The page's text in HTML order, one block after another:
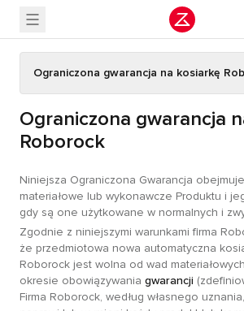
Ograniczona gwarancja na kosiarkę
Ograniczona gwarancja
Roborock
Niniejsza Ograniczona Gwarancja
materiałowe lub wykonawcze Produktu i
gdy są one użytkowane w normalnych i
Zgodnie z niniejszymi warunkami firma
że przedmiotowa nowa automatyczna
Roborock jest wolna od wad
okresie obowiązywania gwarancji
Firma Roborock, według własnego